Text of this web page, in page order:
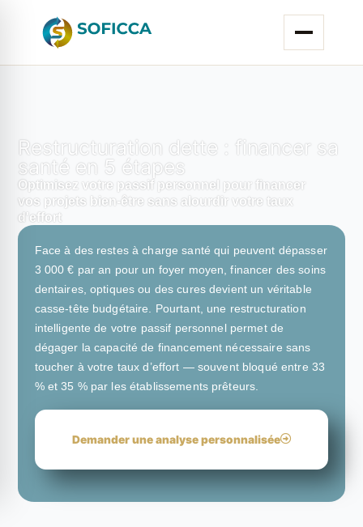
Restructuration dette : financer sa
santé en 5 étapes
Optimisez votre passif personnel pour financer
vos projets bien-être sans alourdir votre taux
d'effort
Face à des restes à charge santé qui peuvent dépasser
3 000 € par an pour un foyer moyen, financer des soins
dentaires, optiques ou des cures devient un véritable
casse-tête budgétaire. Pourtant, une restructuration
intelligente de votre passif personnel permet de
dégager la capacité de financement nécessaire sans
toucher à votre taux d’effort — souvent bloqué entre 33
% et 35 % par les établissements prêteurs.
Demander une analyse personnalisée